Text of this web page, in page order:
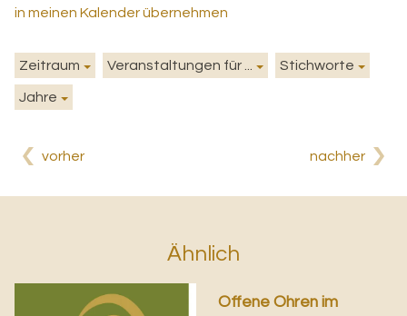
in meinen Kalender übernehmen
Zeitraum Veranstaltungen für ... Stichworte
Jahre
vorher nachher
Ähnlich
Offene Ohren im